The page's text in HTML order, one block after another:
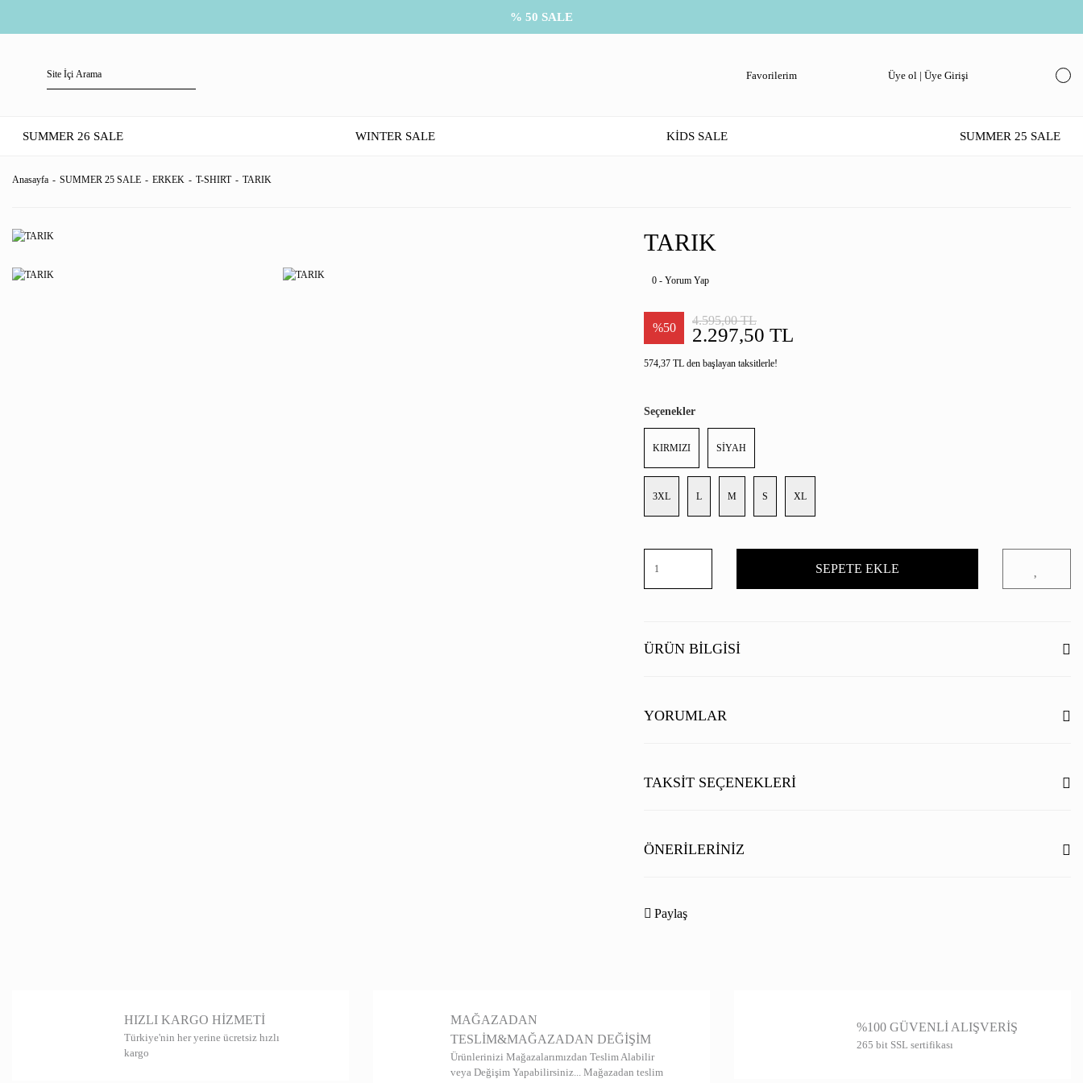
% 50 SALE
Favorilerim Üye ol | Üye Girişi
SUMMER 26 SALE WINTER SALE KİDS SALE SUMMER 25 SALE
Anasayfa SUMMER 25 SALE ERKEK T-SHIRT TARIK
TARIK
0 - Yorum Yap
%50 2.297,50 TL
4.595,00 TL
574,37 TL den başlayan taksitlerle!
Seçenekler
KIRMIZI SİYAH
3XL L M S XL
SEPETE EKLE
ÜRÜN BILGISI
YORUMLAR
Bu ürüne ilk yorumu siz yapın!
TAKSIT SEÇENEKLERI
ÖNERILERINIZ
noktaları öneri formunu kullanarak tarafımıza iletebilirsiniz.
Paylaş
HIZLI KARGO HİZMETİ
Türkiye'nin her yerine ücretsiz hızlı
kargo
MAĞAZADAN
TESLİM&MAĞAZADAN DEĞİŞİM
Ürünlerinizi Mağazalarımızdan Teslim Alabilir
veya Değişim Yapabilirsiniz... Mağazadan teslim
%100 GÜVENLİ ALIŞVERİŞ
265 bit SSL sertifikası